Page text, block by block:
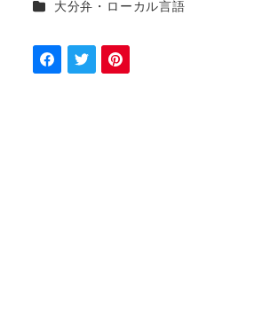
者
カテゴリー
大分弁・ローカル言語